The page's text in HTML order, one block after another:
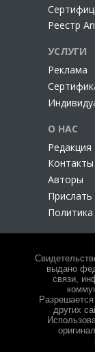
Реестр
УСЛУГИ
Реклама
О НАС
Редакция
Контакты
Авторы
выдано
связи,
других